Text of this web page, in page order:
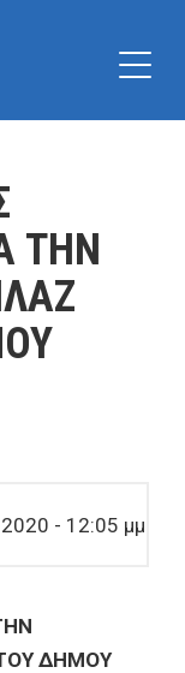
ΤΗΝ
2020 - 12:05 μμ
ΔΗΜΟΥ